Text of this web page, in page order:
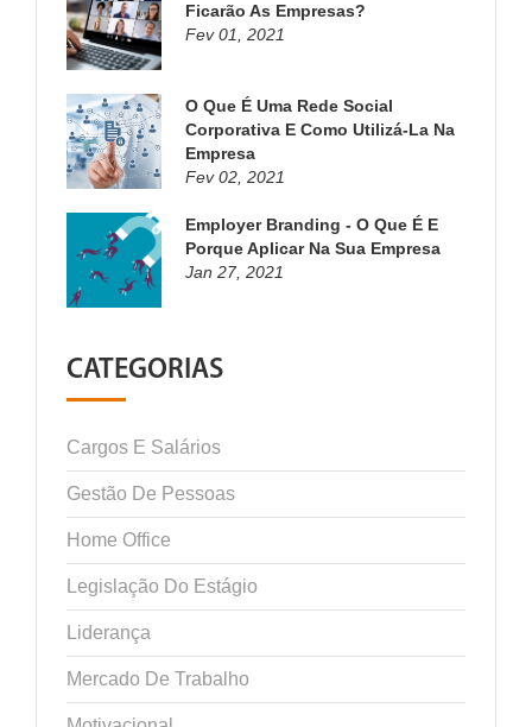
Ficarão As Empresas?
Fev 01, 2021
O Que É Uma Rede Social
Corporativa E Como Utilizá-La Na
Empresa
Fev 02, 2021
Employer Branding - O Que É E
Porque Aplicar Na Sua Empresa
Jan 27, 2021
CATEGORIAS
Cargos E Salários
Gestão De Pessoas
Home Office
Legislação Do Estágio
Liderança
Mercado De Trabalho